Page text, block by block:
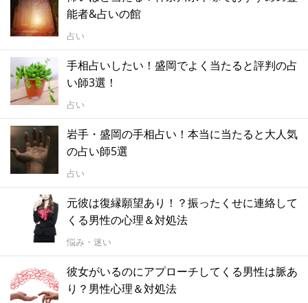
能者&占いの館
占い
手相占いしたい！盛岡でよく当たると評判の占
い師3選！
占い
岩手・盛岡の手相占い！本当に当たると大人気
の占い師5選
占い
元彼は復縁願望あり！？振ったくせに連絡して
くる男性の心理＆対処法
悩み・迷い
彼女がいるのにアプローチしてくる男性は脈あ
り？男性心理＆対処法